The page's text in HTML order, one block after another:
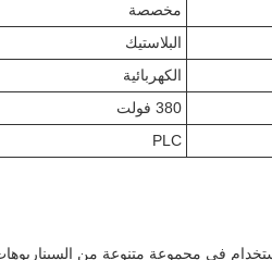
مخصصة
البلاستيك
الكهربائية
380 فولت
PLC
في مجموعة متنوعة من